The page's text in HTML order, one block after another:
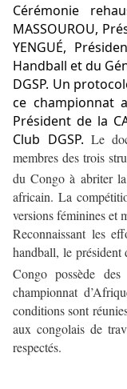
Cérémonie
MASSOUROU,
YENGUÉ,
Handball et du
DGSP. Un
ce championnat
Président de la
Club DGSP. Le
membres des trois
du Congo à abriter
africain. La
versions féminines et
Reconnaissant les
handball, le
Congo possède
championnat
conditions sont
aux congolais de
respectés.